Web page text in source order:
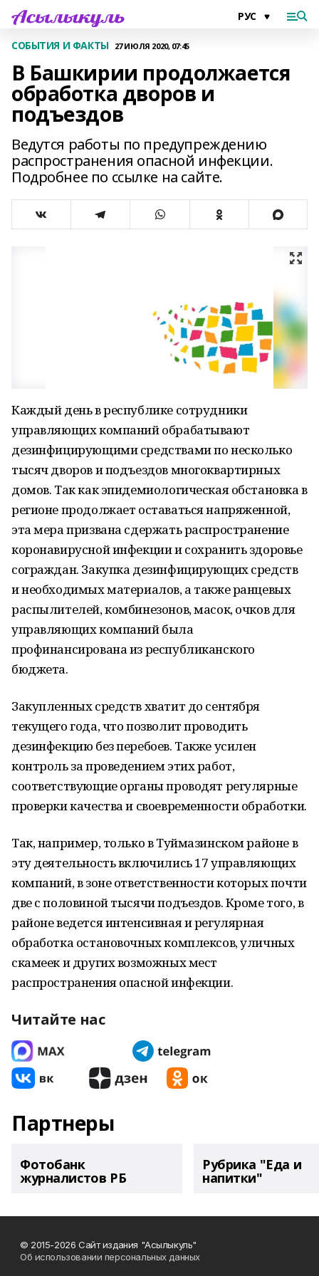
СОБЫТИЯ И ФАКТЫ 27 ИЮЛЯ 2020, 07:45
В Башкирии продолжается
обработка дворов и
подъездов
Ведутся работы по предупреждению
распространения опасной инфекции.
Подробнее по ссылке на сайте.
Каждый день в республике сотрудники
управляющих компаний обрабатывают
дезинфицирующими средствами по несколько
тысяч дворов и подъездов многоквартирных
домов. Так как эпидемиологическая обстановка в
регионе продолжает оставаться напряженной,
эта мера призвана сдержать распространение
коронавирусной инфекции и сохранить здоровье
сограждан. Закупка дезинфицирующих средств
и необходимых материалов, а также ранцевых
распылителей, комбинезонов, масок, очков для
управляющих компаний была
профинансирована из республиканского
бюджета.
Закупленных средств хватит до сентября
текущего года, что позволит проводить
дезинфекцию без перебоев. Также усилен
контроль за проведением этих работ,
соответствующие органы проводят регулярные
проверки качества и своевременности обработки.
Так, например, только в Туймазинском районе в
эту деятельность включились 17 управляющих
компаний, в зоне ответственности которых почти
две с половиной тысячи подъездов. Кроме того, в
районе ведется интенсивная и регулярная
обработка остановочных комплексов, уличных
скамеек и других возможных мест
распространения опасной инфекции.
Читайте нас
Партнеры
Фотобанк
журналистов РБ
Рубрика "Еда и
напитки"
© 2015-2026 Сайт издания "Асылыкуль"
Об использовании персональных данных